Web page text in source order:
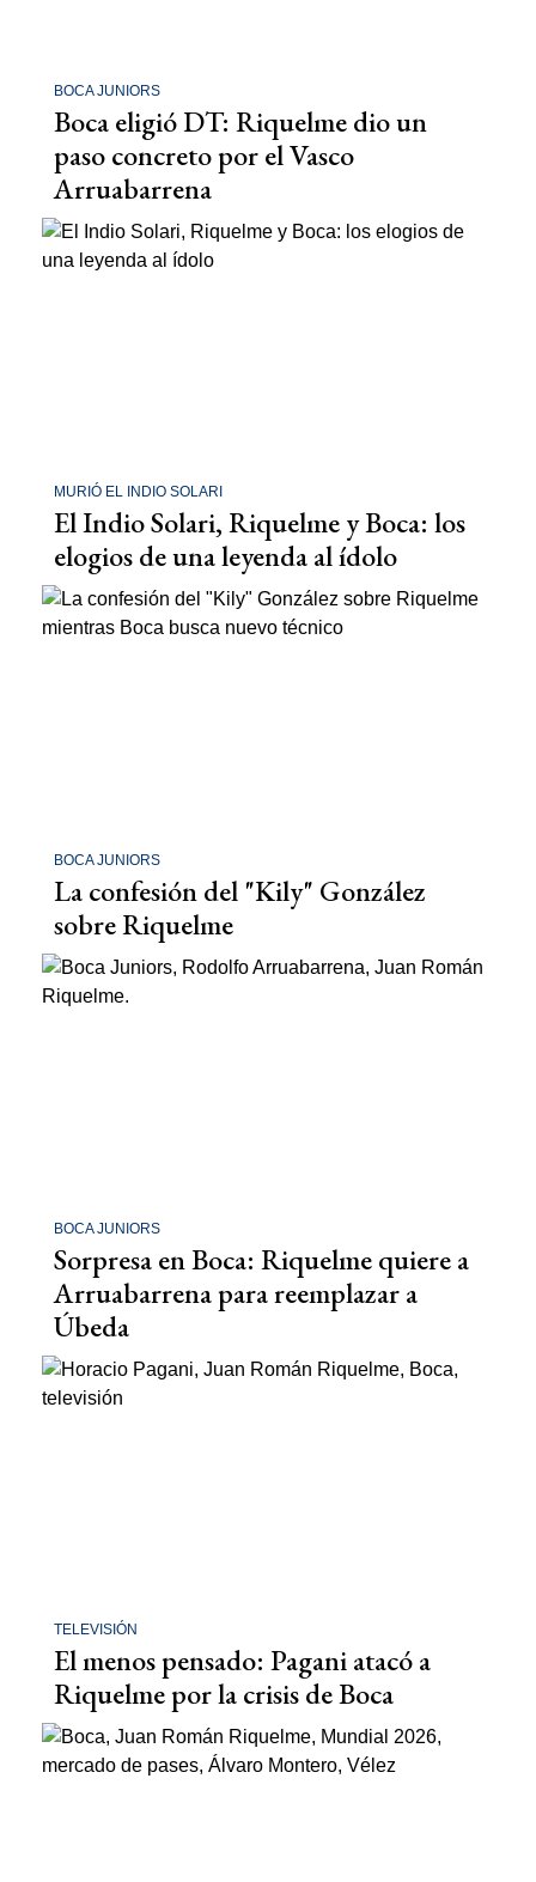
BOCA JUNIORS
Boca eligió DT: Riquelme dio un
paso concreto por el Vasco
Arruabarrena
MURIÓ EL INDIO SOLARI
El Indio Solari, Riquelme y Boca: los
elogios de una leyenda al ídolo
BOCA JUNIORS
La confesión del "Kily" González
sobre Riquelme
BOCA JUNIORS
Sorpresa en Boca: Riquelme quiere a
Arruabarrena para reemplazar a
Úbeda
TELEVISIÓN
El menos pensado: Pagani atacó a
Riquelme por la crisis de Boca